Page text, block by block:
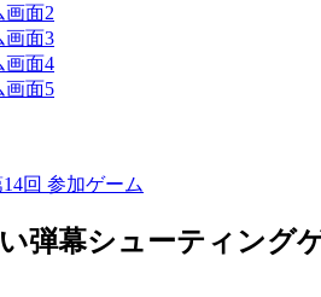
回 参加ゲーム
弾幕シューティング